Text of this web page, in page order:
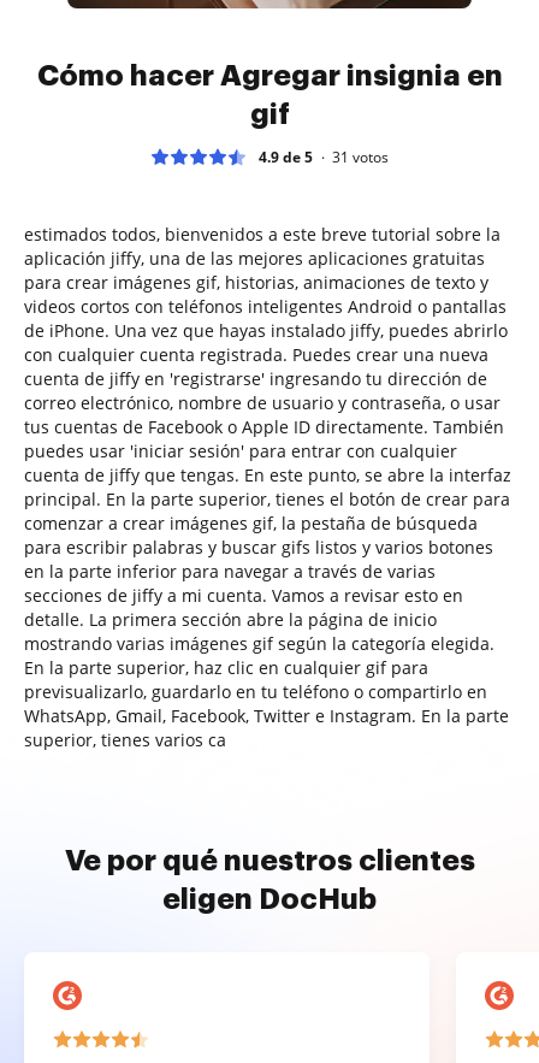
Cómo hacer Agregar insignia en
gif
4.9 de 5 31 votos
estimados todos, bienvenidos a este breve tutorial sobre la
aplicación jiffy, una de las mejores aplicaciones gratuitas
para crear imágenes gif, historias, animaciones de texto y
videos cortos con teléfonos inteligentes Android o pantallas
de iPhone. Una vez que hayas instalado jiffy, puedes abrirlo
con cualquier cuenta registrada. Puedes crear una nueva
cuenta de jiffy en 'registrarse' ingresando tu dirección de
correo electrónico, nombre de usuario y contraseña, o usar
tus cuentas de Facebook o Apple ID directamente. También
puedes usar 'iniciar sesión' para entrar con cualquier
cuenta de jiffy que tengas. En este punto, se abre la interfaz
principal. En la parte superior, tienes el botón de crear para
comenzar a crear imágenes gif, la pestaña de búsqueda
para escribir palabras y buscar gifs listos y varios botones
en la parte inferior para navegar a través de varias
secciones de jiffy a mi cuenta. Vamos a revisar esto en
detalle. La primera sección abre la página de inicio
mostrando varias imágenes gif según la categoría elegida.
En la parte superior, haz clic en cualquier gif para
previsualizarlo, guardarlo en tu teléfono o compartirlo en
WhatsApp, Gmail, Facebook, Twitter e Instagram. En la parte
superior, tienes varios ca
Ve por qué nuestros clientes
eligen DocHub